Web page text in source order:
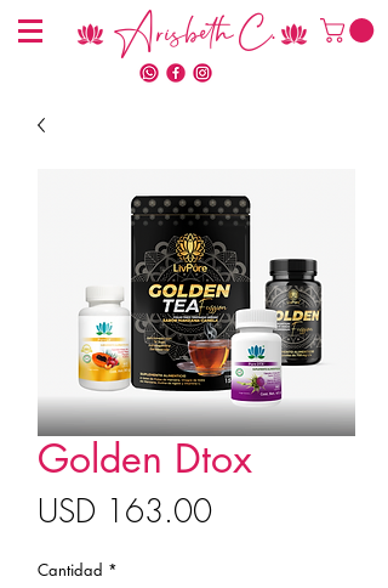
Arisbeth C.
Golden Dtox
USD 163.00Precio
Cantidad *